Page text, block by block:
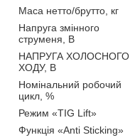
Маса нетто/брутто, кг
Напруга змінного
струменя, В
НАПРУГА ХОЛОСНОГО
ХОДУ, В
Номiнальний робочий
цикл, %
Режим «TIG Lift»
Функцiя «Anti Sticking»